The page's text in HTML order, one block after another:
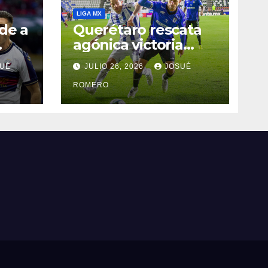
a
LIGA MX
Querétaro rescata
agónica victoria
ante Pachuca
JULIO 26, 2026 JOSUÉ
ROMERO